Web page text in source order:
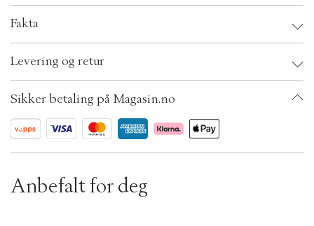
i
a
i
o
.
s
l
e
o
n
Fakta
EAN: 5710441423317
ID: BKNA59-0008
Levering og retur
Sikker betaling på Magasin.no
Anbefalt for deg